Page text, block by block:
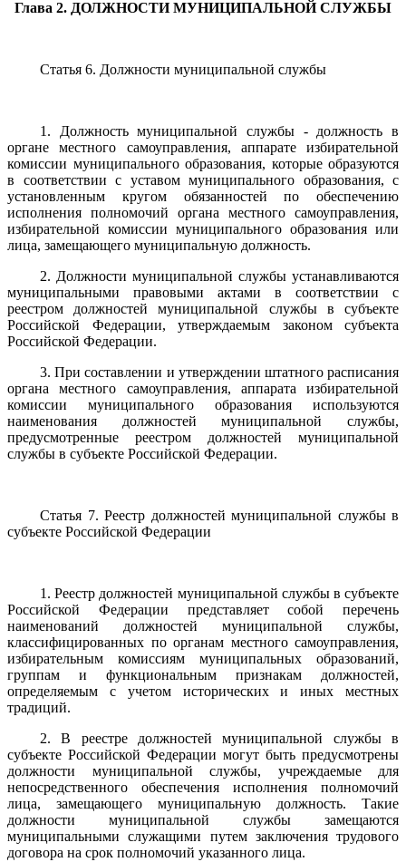
Глава 2. ДОЛЖНОСТИ МУНИЦИПАЛЬНОЙ СЛУЖБЫ
Статья 6. Должности муниципальной службы
1. Должность муниципальной службы - должность в
органе местного самоуправления, аппарате избирательной
комиссии муниципального образования, которые образуются
в соответствии с уставом муниципального образования, с
установленным кругом обязанностей по обеспечению
исполнения полномочий органа местного самоуправления,
избирательной комиссии муниципального образования или
лица, замещающего муниципальную должность.
2. Должности муниципальной службы устанавливаются
муниципальными правовыми актами в соответствии с
реестром должностей муниципальной службы в субъекте
Российской Федерации, утверждаемым законом субъекта
Российской Федерации.
3. При составлении и утверждении штатного расписания
органа местного самоуправления, аппарата избирательной
комиссии муниципального образования используются
наименования должностей муниципальной службы,
предусмотренные реестром должностей муниципальной
службы в субъекте Российской Федерации.
Статья 7. Реестр должностей муниципальной службы в
субъекте Российской Федерации
1. Реестр должностей муниципальной службы в субъекте
Российской Федерации представляет собой перечень
наименований должностей муниципальной службы,
классифицированных по органам местного самоуправления,
избирательным комиссиям муниципальных образований,
группам и функциональным признакам должностей,
определяемым с учетом исторических и иных местных
традиций.
2. В реестре должностей муниципальной службы в
субъекте Российской Федерации могут быть предусмотрены
должности муниципальной службы, учреждаемые для
непосредственного обеспечения исполнения полномочий
лица, замещающего муниципальную должность. Такие
должности муниципальной службы замещаются
муниципальными служащими путем заключения трудового
договора на срок полномочий указанного лица.